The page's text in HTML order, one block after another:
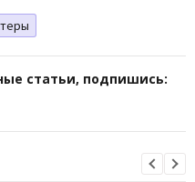
статьи, подпишись: